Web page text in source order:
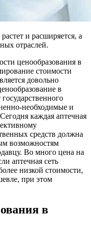
и расширяется, а
отраслей.
ценообразования в
стоимости
довольно
в
необходимые и
каждая аптечная
средств должна
возможностям
Во много цена на
аптечная сеть
низкой стоимости,
при этом
в